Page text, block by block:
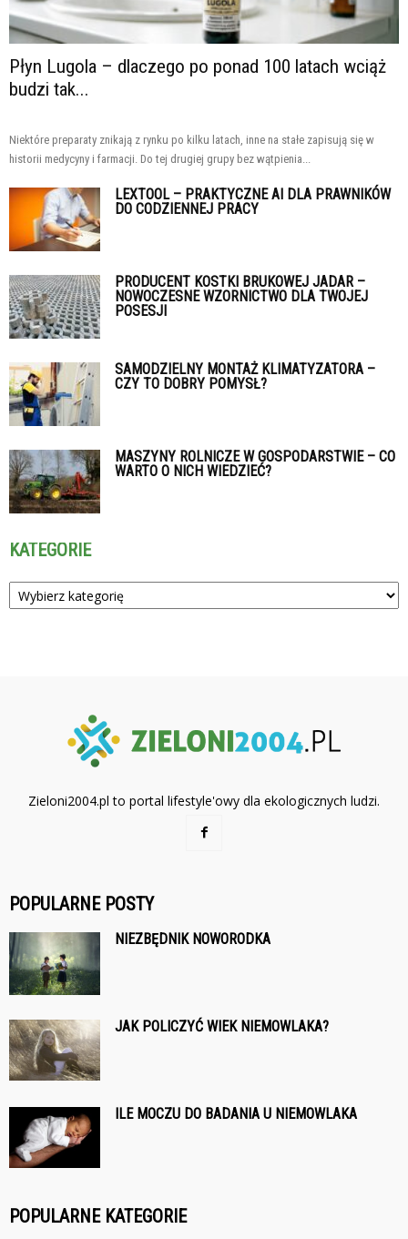
Płyn Lugola – dlaczego po ponad 100 latach wciąż
budzi tak...
Niektóre preparaty znikają z rynku po kilku latach, inne na stałe zapisują się w
historii medycyny i farmacji. Do tej drugiej grupy bez wątpienia...
LEXTOOL – PRAKTYCZNE AI DLA PRAWNIKÓW
DO CODZIENNEJ PRACY
PRODUCENT KOSTKI BRUKOWEJ JADAR –
NOWOCZESNE WZORNICTWO DLA TWOJEJ
POSESJI
SAMODZIELNY MONTAŻ KLIMATYZATORA –
CZY TO DOBRY POMYSŁ?
MASZYNY ROLNICZE W GOSPODARSTWIE – CO
WARTO O NICH WIEDZIEĆ?
KATEGORIE
Kategorie
Zieloni2004.pl to portal lifestyle'owy dla ekologicznych ludzi.
POPULARNE POSTY
NIEZBĘDNIK NOWORODKA
JAK POLICZYĆ WIEK NIEMOWLAKA?
ILE MOCZU DO BADANIA U NIEMOWLAKA
POPULARNE KATEGORIE